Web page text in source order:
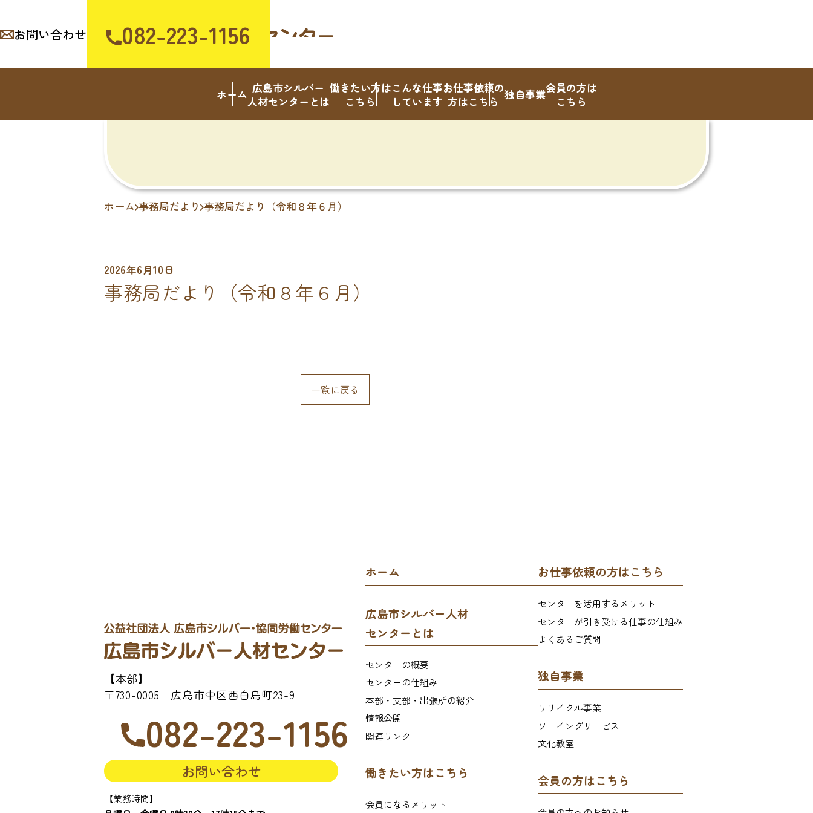
お問い合わせ 082-223-1156
ホーム 広島市シルバー
人材センターとは
働きたい方は
こちら
こんな仕事
しています
お仕事依頼の
方はこちら 独自事業会員の方は
こちら
ホーム 事務局だより 事務局だより（令和８年６月）
2026年6月10日
事務局だより（令和８年６月）
一覧に戻る
【本部】
〒730-0005 広島市中区西白島町23-9
082-223-1156
お問い合わせ
【業務時間】
ホーム
広島市シルバー人材
センターとは
センターの概要
センターの仕組み
本部・支部・出張所の紹介
情報公開
関連リンク
働きたい方はこちら
会員になるメリット
お仕事依頼の方はこちら
センターを活用するメリット
センターが引き受ける仕事の仕組み
よくあるご質問
独自事業
リサイクル事業
ソーイングサービス
文化教室
会員の方はこちら